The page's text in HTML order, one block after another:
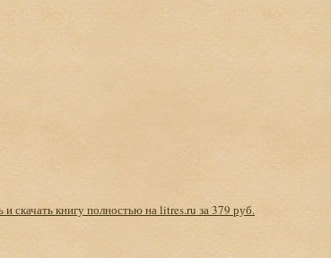
и скачать книгу полностью на litres.ru за 379 руб.